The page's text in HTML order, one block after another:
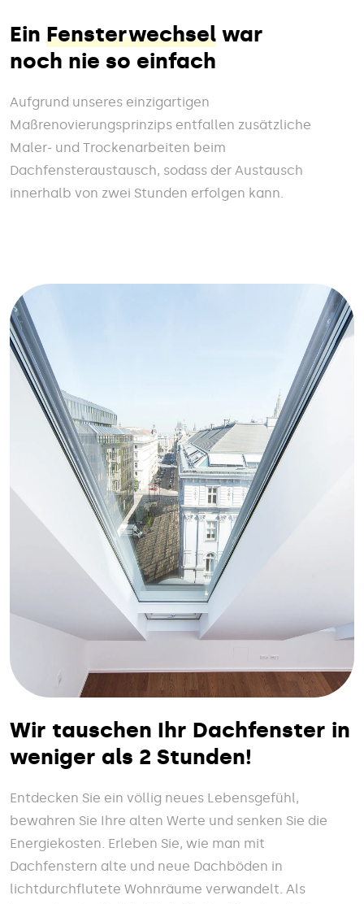
Ein Fensterwechsel war
noch nie so einfach
Aufgrund unseres einzigartigen
Maßrenovierungsprinzips entfallen zusätzliche
Maler- und Trockenarbeiten beim
Dachfensteraustausch, sodass der Austausch
innerhalb von zwei Stunden erfolgen kann.
Wir tauschen Ihr Dachfenster in
weniger als 2 Stunden!
Entdecken Sie ein völlig neues Lebensgefühl,
bewahren Sie Ihre alten Werte und senken Sie die
Energiekosten. Erleben Sie, wie man mit
Dachfenstern alte und neue Dachböden in
lichtdurchflutete Wohnräume verwandelt. Als